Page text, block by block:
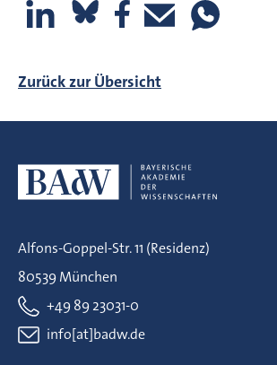
Zurück zur Übersicht
Alfons-Goppel-Str. 11 (Residenz)
80539 München
+49 89 23031-0
info[at]badw.de